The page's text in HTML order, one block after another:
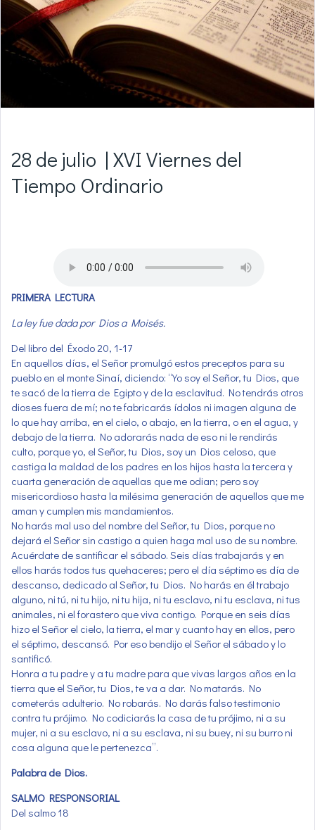
28 de julio | XVI Viernes del
Tiempo Ordinario
PRIMERA LECTURA
La ley fue dada por Dios a Moisés.
Del libro del Éxodo 20, 1-17
En aquellos días, el Señor promulgó estos preceptos para su
pueblo en el monte Sinaí, diciendo: “Yo soy el Señor, tu Dios, que
te sacó de la tierra de Egipto y de la esclavitud. No tendrás otros
dioses fuera de mí; no te fabricarás ídolos ni imagen alguna de
lo que hay arriba, en el cielo, o abajo, en la tierra, o en el agua, y
debajo de la tierra. No adorarás nada de eso ni le rendirás
culto, porque yo, el Señor, tu Dios, soy un Dios celoso, que
castiga la maldad de los padres en los hijos hasta la tercera y
cuarta generación de aquellas que me odian; pero soy
misericordioso hasta la milésima generación de aquellos que me
aman y cumplen mis mandamientos.
No harás mal uso del nombre del Señor, tu Dios, porque no
dejará el Señor sin castigo a quien haga mal uso de su nombre.
Acuérdate de santificar el sábado. Seis días trabajarás y en
ellos harás todos tus quehaceres; pero el día séptimo es día de
descanso, dedicado al Señor, tu Dios. No harás en él trabajo
alguno, ni tú, ni tu hijo, ni tu hija, ni tu esclavo, ni tu esclava, ni tus
animales, ni el forastero que viva contigo. Porque en seis días
hizo el Señor el cielo, la tierra, el mar y cuanto hay en ellos, pero
el séptimo, descansó. Por eso bendijo el Señor el sábado y lo
santificó.
Honra a tu padre y a tu madre para que vivas largos años en la
tierra que el Señor, tu Dios, te va a dar. No matarás. No
cometerás adulterio. No robarás. No darás falso testimonio
contra tu prójimo. No codiciarás la casa de tu prójimo, ni a su
mujer, ni a su esclavo, ni a su esclava, ni su buey, ni su burro ni
cosa alguna que le pertenezca”.
Palabra de Dios.
SALMO RESPONSORIAL
Del salmo 18